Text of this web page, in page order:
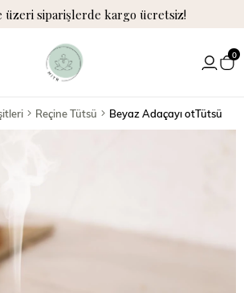
üzeri siparişlerde kargo ücretsiz!
0
Reçine Tütsü Beyaz Adaçayı otTütsü